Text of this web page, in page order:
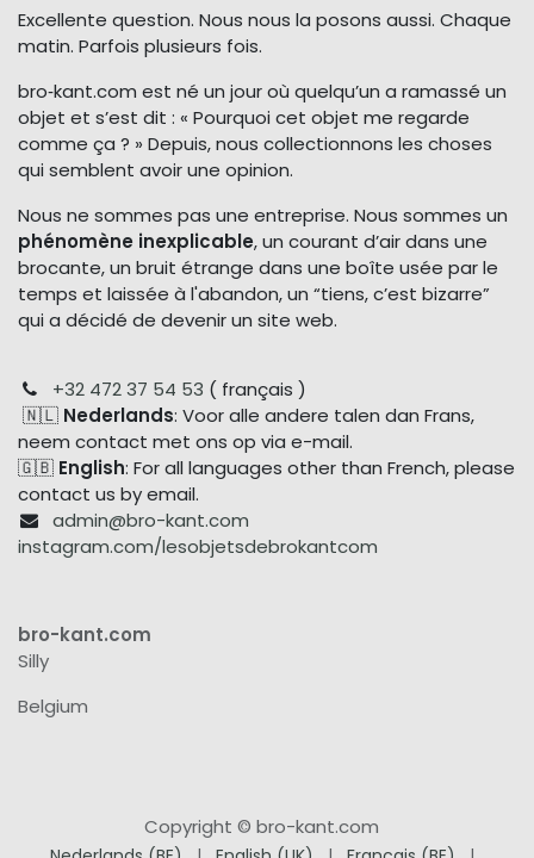
Excellente question. Nous nous la posons aussi. Chaque
matin. Parfois plusieurs fois.
bro‑kant.com est né un jour où quelqu’un a ramassé un
objet et s’est dit : « Pourquoi cet objet me regarde
comme ça ? » Depuis, nous collectionnons les choses
qui semblent avoir une opinion.
Nous ne sommes pas une entreprise. Nous sommes un
phénomène inexplicable, un courant d’air dans une
brocante, un bruit étrange dans une boîte usée par le
temps et laissée à l'abandon, un “tiens, c’est bizarre”
qui a décidé de devenir un site web.
+32 472 37 54 53 ( français )
🇳🇱 Nederlands: Voor alle andere talen dan Frans,
neem contact met ons op via e-mail.
🇬🇧 English: For all languages other than French, please
contact us by email.
admin@bro-kant.com
instagram.com/lesobjetsdebrokantcom
bro-kant.com
Silly
Belgium
Copyright © bro-kant.com